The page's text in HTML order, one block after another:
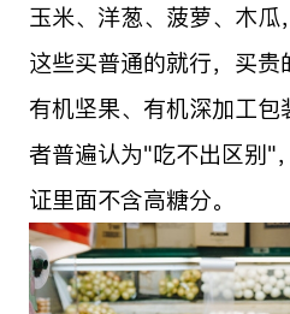
玉米、洋葱、菠萝、木瓜
这些买普通的就行，买贵
有机坚果、有机深加工
者普遍认为"吃不出区别"
证里面不含高糖分。